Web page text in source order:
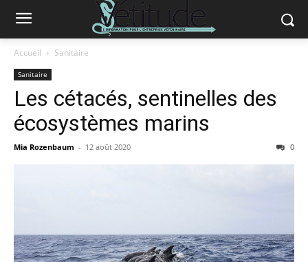
Accueil Sanitaire
Sanitaire
Les cétacés, sentinelles des
écosystèmes marins
Mia Rozenbaum - 12 août 2020 0